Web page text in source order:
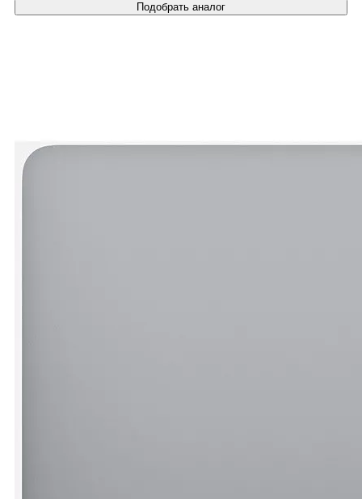
Подобрать аналог